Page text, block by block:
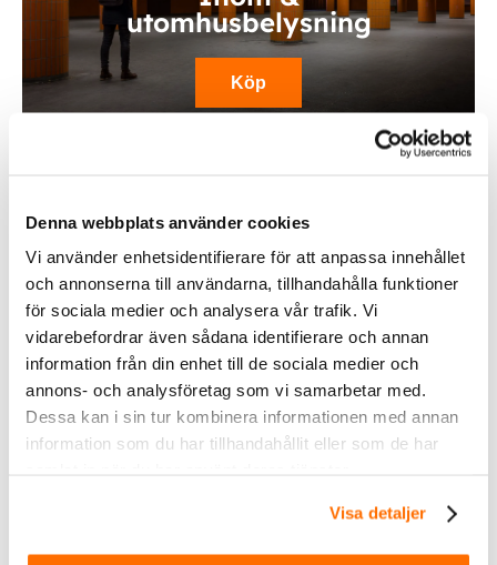
Denna webbplats använder cookies
Vi använder enhetsidentifierare för att anpassa innehållet
och annonserna till användarna, tillhandahålla funktioner
för sociala medier och analysera vår trafik. Vi
vidarebefordrar även sådana identifierare och annan
information från din enhet till de sociala medier och
annons- och analysföretag som vi samarbetar med.
Dessa kan i sin tur kombinera informationen med annan
information som du har tillhandahållit eller som de har
Visa detaljer
Fordonsbelysning
Köp
utomhusbelysning
Köp